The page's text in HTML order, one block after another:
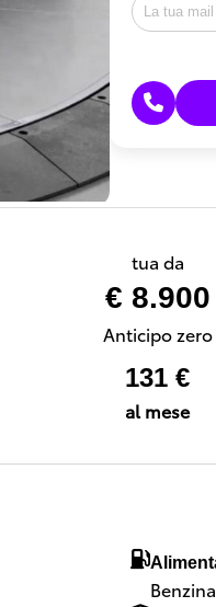
tua da
€ 8.900
Anticipo zero
131 €
al mese
Benzina